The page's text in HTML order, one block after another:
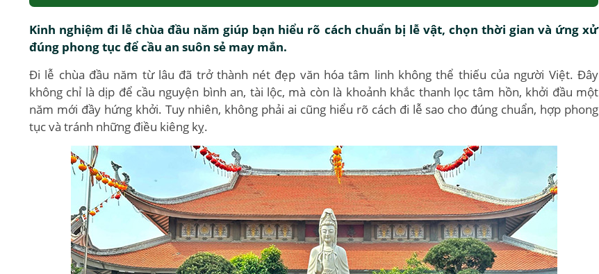
Kinh nghiệm đi lễ chùa đầu năm giúp bạn hiểu rõ cách chuẩn bị lễ vật, chọn thời gian và ứng xử
đúng phong tục để cầu an suôn sẻ may mắn.
Đi lễ chùa đầu năm từ lâu đã trở thành nét đẹp văn hóa tâm linh không thể thiếu của người Việt. Đây
không chỉ là dịp để cầu nguyện bình an, tài lộc, mà còn là khoảnh khắc thanh lọc tâm hồn, khởi đầu một
năm mới đầy hứng khởi. Tuy nhiên, không phải ai cũng hiểu rõ cách đi lễ sao cho đúng chuẩn, hợp phong
tục và tránh những điều kiêng kỵ.